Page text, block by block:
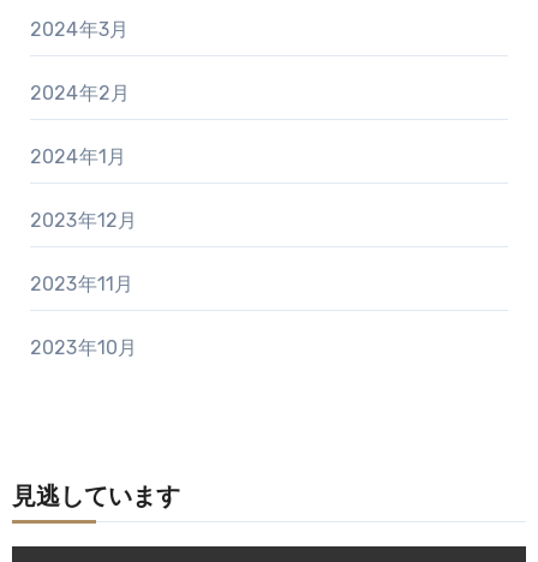
2024年3月
2024年2月
2024年1月
2023年12月
2023年11月
2023年10月
見逃しています